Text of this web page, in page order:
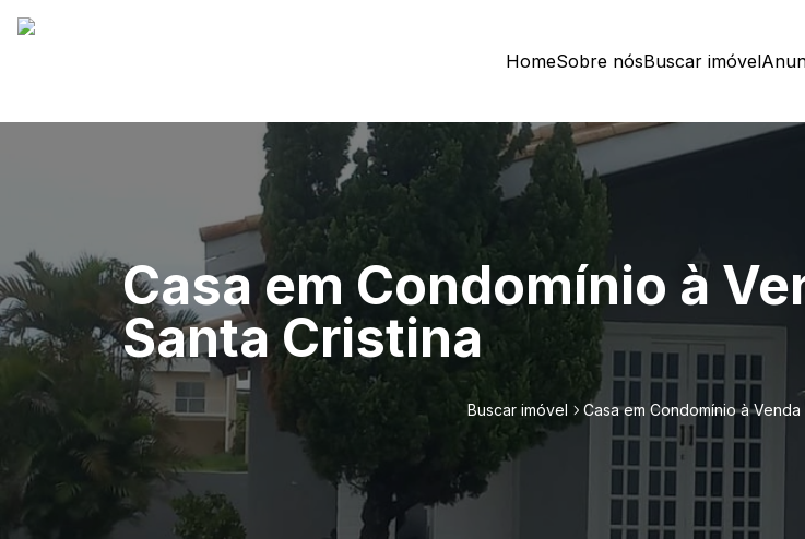
HomeSobre nósBuscar imóvel
Casa em Condomínio à
Santa Cristina
Buscar imóvel Casa em Condomínio à